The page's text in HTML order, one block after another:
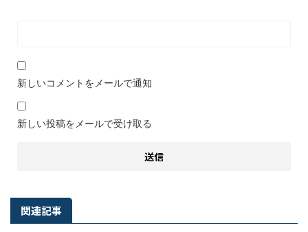
新しいコメントをメールで通知
新しい投稿をメールで受け取る
関連記事